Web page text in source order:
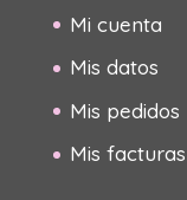
Mi cuenta
Mis datos
Mis pedidos
Mis facturas